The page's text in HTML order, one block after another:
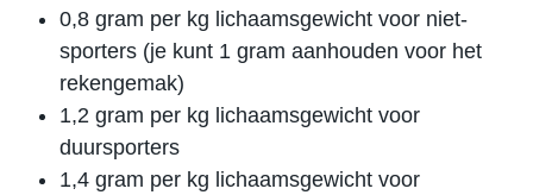
0,8 gram per kg lichaamsgewicht voor niet-
sporters (je kunt 1 gram aanhouden voor het
rekengemak)
1,2 gram per kg lichaamsgewicht voor
duursporters
1,4 gram per kg lichaamsgewicht voor